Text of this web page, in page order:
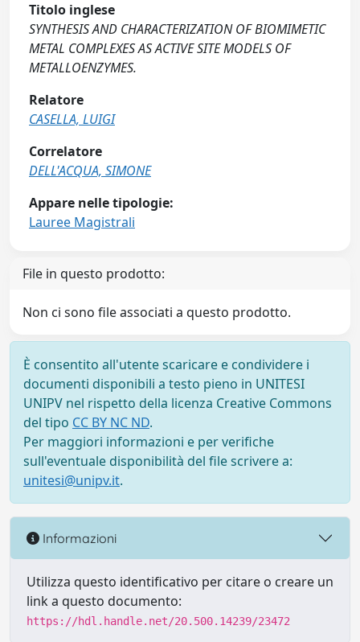
Titolo inglese
SYNTHESIS AND CHARACTERIZATION OF BIOMIMETIC
METAL COMPLEXES AS ACTIVE SITE MODELS OF
METALLOENZYMES.
Relatore
CASELLA, LUIGI
Correlatore
DELL'ACQUA, SIMONE
Appare nelle tipologie:
Lauree Magistrali
File in questo prodotto:
Non ci sono file associati a questo prodotto.
È consentito all'utente scaricare e condividere i
documenti disponibili a testo pieno in UNITESI
UNIPV nel rispetto della licenza Creative Commons
del tipo CC BY NC ND.
Per maggiori informazioni e per verifiche
sull'eventuale disponibilità del file scrivere a:
unitesi@unipv.it.
Informazioni
Utilizza questo identificativo per citare o creare un
link a questo documento:
https://hdl.handle.net/20.500.14239/23472